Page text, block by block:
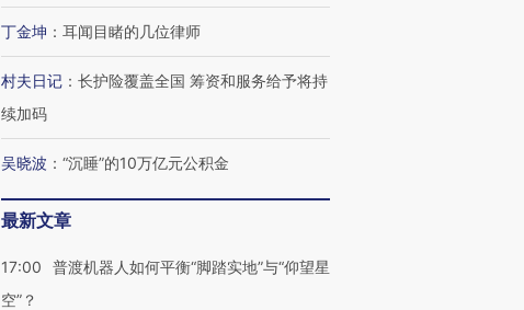
丁金坤 ： 耳闻目睹的几位律师
村夫日记 ： 长护险覆盖全国 筹资和服务给予将持
续加码
吴晓波 ： “沉睡”的10万亿元公积金
最新文章
17:00
普渡机器人如何平衡“脚踏实地”与“仰望星
空”？